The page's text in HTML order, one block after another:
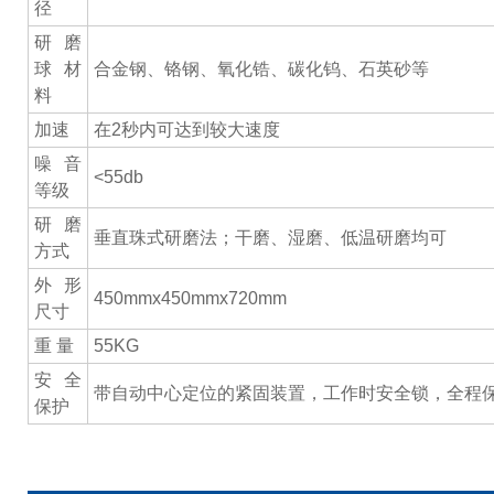
径
研磨
球材
料
合金钢、铬钢、氧化锆、碳化钨、石英砂等
加速
在2秒内可达到较大速度
噪音
等级
<55db
研磨
方式
垂直珠式研磨法；干磨、湿磨、低温研磨均可
外形
尺寸
450mmx450mmx720mm
重 量
55KG
安全
保护
带自动中心定位的紧固装置，工作时安全锁，全程